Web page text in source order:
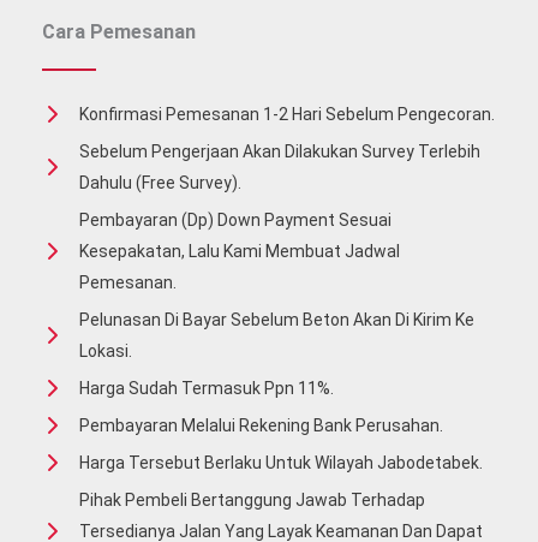
Cara Pemesanan
Konfirmasi Pemesanan 1-2 Hari Sebelum Pengecoran.
Sebelum Pengerjaan Akan Dilakukan Survey Terlebih
Dahulu (free Survey).
Pembayaran (Dp) Down Payment Sesuai
Kesepakatan, Lalu Kami Membuat Jadwal
Pemesanan.
Pelunasan Di Bayar Sebelum Beton Akan Di Kirim Ke
Lokasi.
Harga Sudah Termasuk Ppn 11%.
Pembayaran Melalui Rekening Bank Perusahan.
Harga Tersebut Berlaku Untuk Wilayah Jabodetabek.
Pihak Pembeli Bertanggung Jawab Terhadap
Tersedianya Jalan Yang Layak Keamanan Dan Dapat